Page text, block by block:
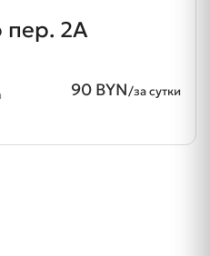
пер. 2А
90 BYN/за сутки